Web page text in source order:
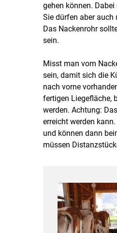
gehen können.
Sie dürfen aber auch
Das Nackenrohr
sein.
Misst man vom
sein, damit sich die
nach vorne
fertigen Liegefläche,
werden. Achtung:
erreicht werden
und können dann
müssen